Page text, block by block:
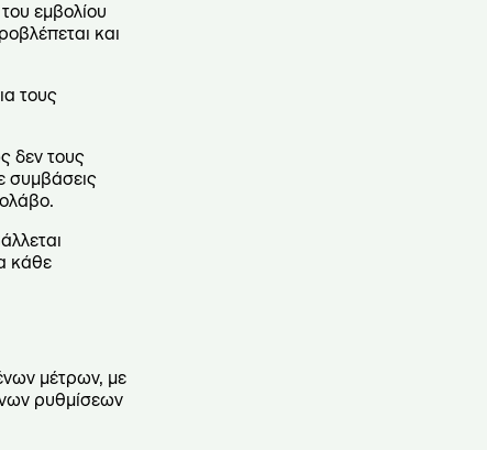
εμβολίου
και
τους
δεν τους
συμβάσεις
κάθε
μέτρων, με
ρυθμίσεων